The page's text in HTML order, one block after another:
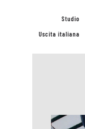
Studio
Uscita italiana